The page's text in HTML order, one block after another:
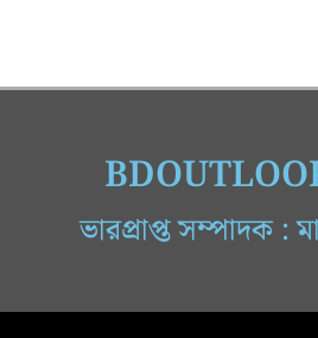
ভারপ্রাপ্ত সম্পাদক :